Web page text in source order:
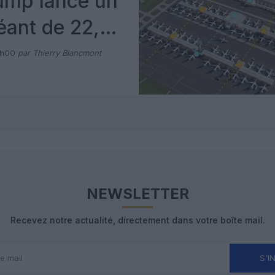
de 22,5
dollars
par Thierry Blancmont
NEWSLETTER
Recevez notre actualité, directement dans votre boîte mail.